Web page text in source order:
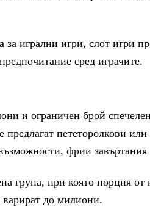
игрални игри, слот игри
сред играчите.
и ограничен брой
пететоролкови
фрии
група, при която порция
варират до милиони.